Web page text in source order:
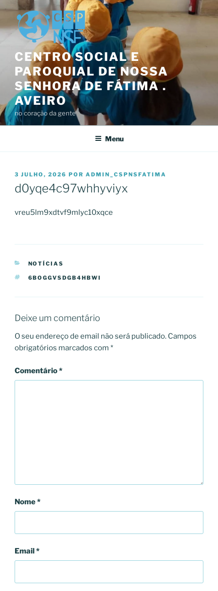
Saltar
o
conteúdo
CENTRO SOCIAL E
PAROQUIAL DE NOSSA
SENHORA DE FÁTIMA .
AVEIRO
no coração da gente
Menu
PUBLICADO
EM
3 JULHO, 2026 POR ADMIN_CSPNSFATIMA
d0yqe4c97whhyviyx
vreu5lm9xdtvf9mlyc10xqce
CATEGORIAS
NOTÍCIAS
ETIQUETAS
6BOGGVSDGB4HBWI
Deixe um comentário
O seu endereço de email não será publicado. Campos
obrigatórios marcados com *
Comentário*
Nome*
Email*